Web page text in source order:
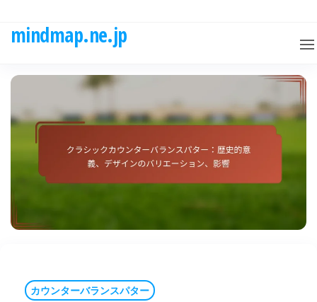
mindmap.ne.jp
カウンターバランスパター